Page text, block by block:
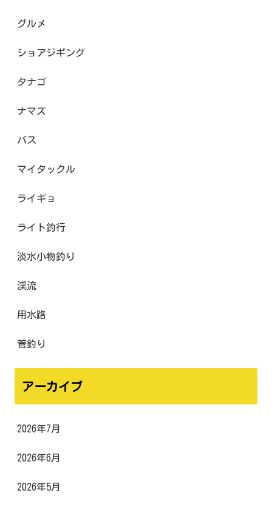
グルメ
ショアジギング
タナゴ
ナマズ
バス
マイタックル
ライギョ
ライト釣行
淡水小物釣り
渓流
用水路
管釣り
アーカイブ
2026年7月
2026年6月
2026年5月